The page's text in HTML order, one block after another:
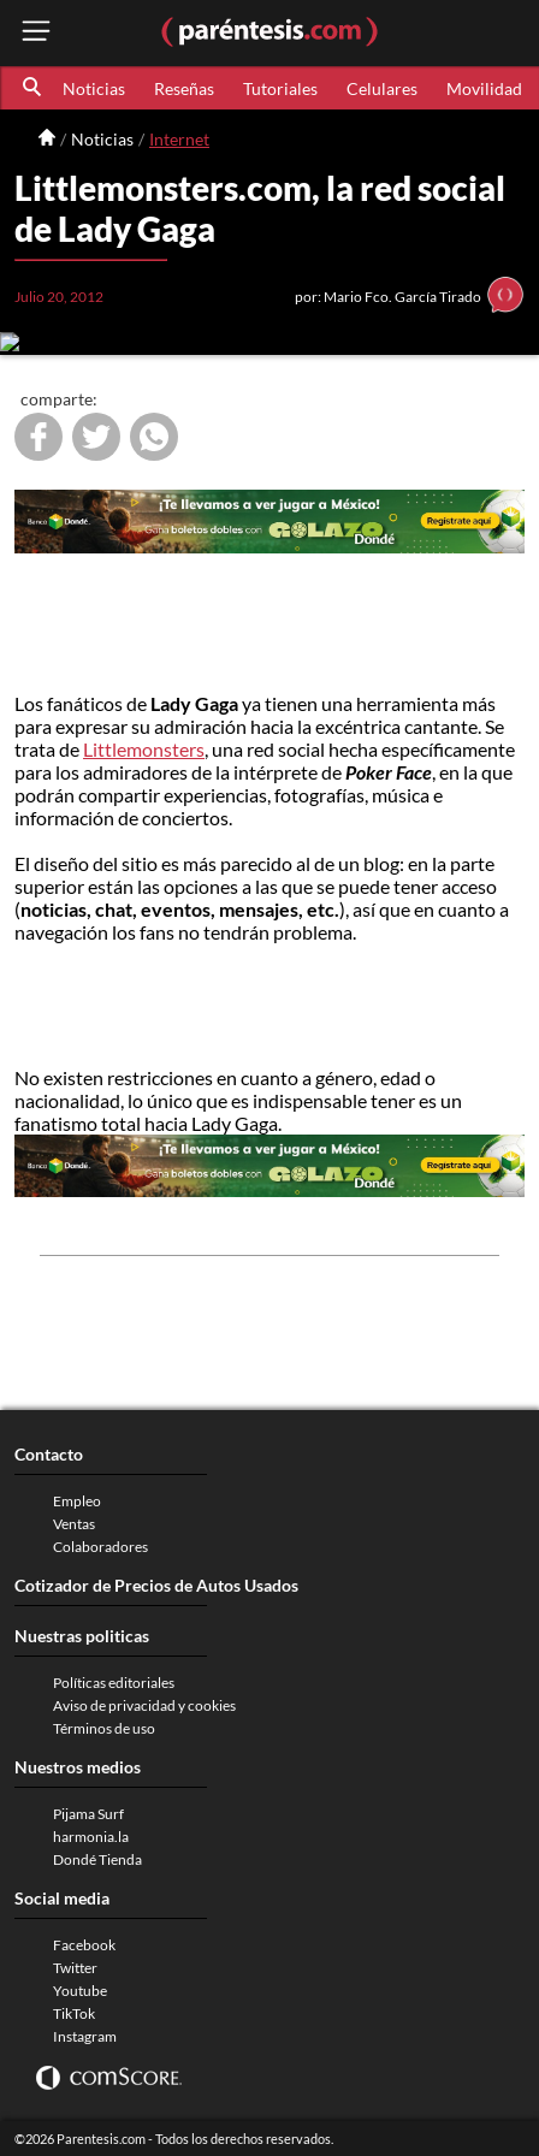
Noticias Reseñas Tutoriales Celulares Movilidad
Noticias Internet
Littlemonsters.com, la red social
de Lady Gaga
Julio 20, 2012 por: Mario Fco. García Tirado
comparte:
Los fanáticos de Lady Gagaya tienen una herramienta más
para expresar su admiración hacia la excéntrica cantante. Se
trata de Littlemonsters , una red social hecha específicamente
para los admiradores de la intérprete de Poker Face , en la que
podrán compartir experiencias, fotografías, música e
información de conciertos.
El diseño del sitio es más parecido al de un blog: en la parte
superior están las opciones a las que se puede tener acceso
(noticias, chat, eventos, mensajes, etc. ), así que en cuanto a
navegación los fans no tendrán problema.
No existen restricciones en cuanto a género, edad o
nacionalidad, lo único que es indispensable tener es un
fanatismo total hacia Lady Gaga.
Contacto
Empleo
Ventas
Colaboradores
Cotizador de Precios de Autos Usados
Nuestras politicas
Políticas editoriales
Aviso de privacidad y cookies
Términos de uso
Nuestros medios
Pijama Surf
harmonia.la
Dondé Tienda
Social media
Facebook
Twitter
Youtube
TikTok
Instagram
©2026 Parentesis.com - Todos los derechos reservados.